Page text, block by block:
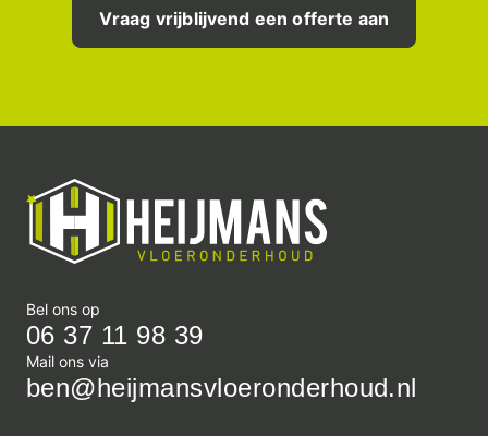
Vraag vrijblijvend een offerte aan
Bel ons op
06 37 11 98 39
Mail ons via
ben@heijmansvloeronderhoud.nl